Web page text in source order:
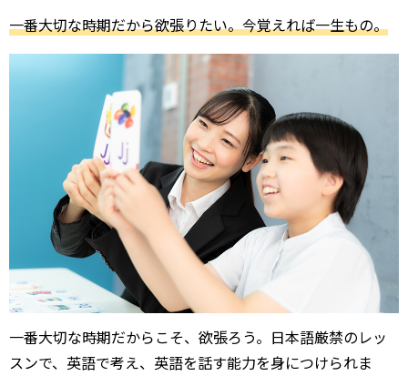
一番大切な時期だから欲張りたい。今覚えれば一生もの。
一番大切な時期だからこそ、欲張ろう。日本語厳禁のレッ
スンで、英語で考え、英語を話す能力を身につけられま